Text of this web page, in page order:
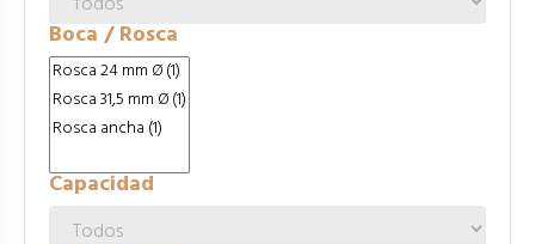
Boca / Rosca
Capacidad